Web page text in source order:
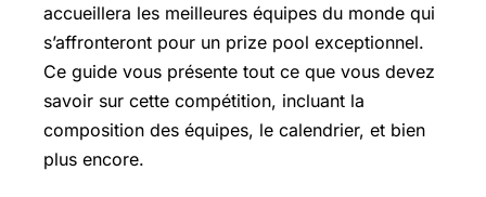
accueillera les meilleures équipes du monde qui
s’affronteront pour un prize pool exceptionnel.
Ce guide vous présente tout ce que vous devez
savoir sur cette compétition, incluant la
composition des équipes, le calendrier, et bien
plus encore.